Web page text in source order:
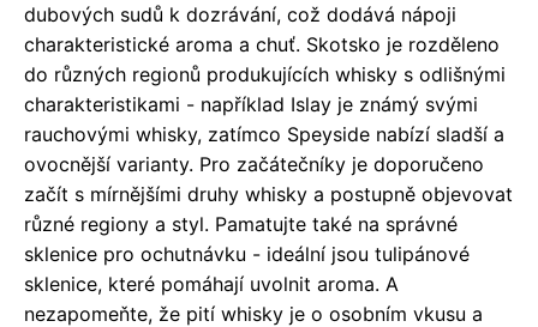
dubových sudů k dozrávání, což dodává nápoji
charakteristické aroma a chuť. Skotsko je rozděleno
do různých regionů produkujících whisky s odlišnými
charakteristikami - například Islay je známý svými
rauchovými whisky, zatímco Speyside nabízí sladší a
ovocnější varianty. Pro začátečníky je doporučeno
začít s mírnějšími druhy whisky a postupně objevovat
různé regiony a styl. Pamatujte také na správné
sklenice pro ochutnávku - ideální jsou tulipánové
sklenice, které pomáhají uvolnit aroma. A
nezapomeňte, že pití whisky je o osobním vkusu a